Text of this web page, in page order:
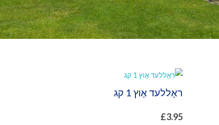
ראָללעד אָוץ 1 קג
£3.95